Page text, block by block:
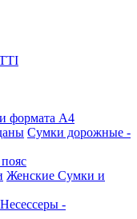
формата А4
Сумки дорожные -
Женские Сумки и
Несессеры -